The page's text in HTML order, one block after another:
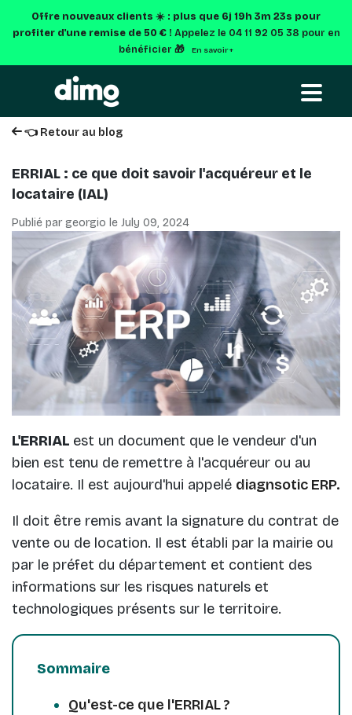
Offre nouveaux clients ☀️ : plus que 6j 19h 3m 22s pour
profiter d'une remise de 50 € ! Appelez le 04 11 92 05 38 pour en
bénéficier 🎁
En savoir +
👈 Retour au blog
ERRIAL : ce que doit savoir l'acquéreur et le
locataire (IAL)
Publié par georgio le July 09, 2024
L'ERRIAL est un document que le vendeur d'un
bien est tenu de remettre à l'acquéreur ou au
locataire. Il est aujourd'hui appelé diagnsotic ERP.
Il doit être remis avant la signature du contrat de
vente ou de location. Il est établi par la mairie ou
par le préfet du département et contient des
informations sur les risques naturels et
technologiques présents sur le territoire.
Sommaire
Qu'est-ce que l'ERRIAL ?